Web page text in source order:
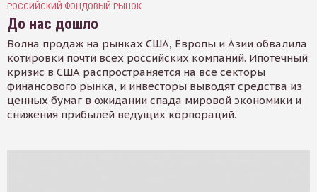
РОССИЙСКИЙ ФОНДОВЫЙ РЫНОК
До нас дошло
Волна продаж на рынках США, Европы и Азии обвалила
котировки почти всех российских компаний. Ипотечный
кризис в США распространяется на все секторы
финансового рынка, и инвесторы выводят средства из
ценных бумаг в ожидании спада мировой экономики и
снижения прибылей ведущих корпораций.